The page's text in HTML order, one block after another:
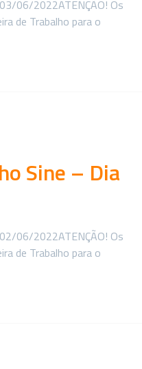
06/2022ATENÇÃO! Os
de Trabalho para o
Sine – Dia
06/2022ATENÇÃO! Os
de Trabalho para o